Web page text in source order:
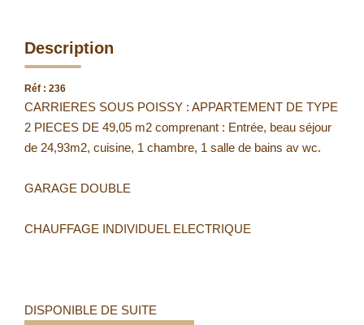
Description
Réf : 236
CARRIERES SOUS POISSY : APPARTEMENT DE TYPE
2 PIECES DE 49,05 m2 comprenant : Entrée, beau séjour
de 24,93m2, cuisine, 1 chambre, 1 salle de bains av wc.
GARAGE DOUBLE
CHAUFFAGE INDIVIDUEL ELECTRIQUE
DISPONIBLE DE SUITE